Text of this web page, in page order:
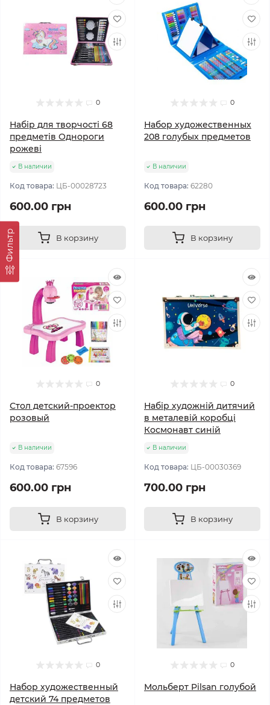
Фильтр
0
Набір для творчості 68
предметів Однороги
рожеві
В наличии
Код товара: ЦБ-00028723
600.00 грн
В корзину
0
Набор художественных
208 голубых предметов
В наличии
Код товара: 62280
600.00 грн
В корзину
0
Стол детский-проектор
розовый
В наличии
Код товара: 67596
600.00 грн
В корзину
0
Набір художній дитячий
в металевій коробці
Космонавт синій
В наличии
Код товара: ЦБ-00030369
700.00 грн
В корзину
0
Набор художественный
детский 74 предметов
0
Мольберт Pilsan голубой